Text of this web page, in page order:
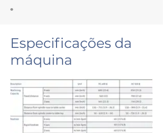
•
Especificações da
máquina